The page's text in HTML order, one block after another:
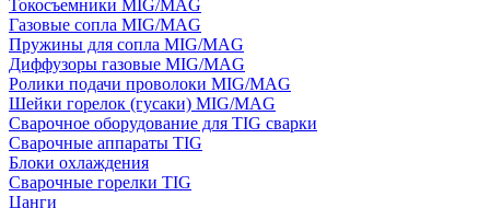
Токосъемники MIG/MAG
Газовые сопла MIG/MAG
Пружины для сопла MIG/MAG
Диффузоры газовые MIG/MAG
Ролики подачи проволоки MIG/MAG
Шейки горелок (гусаки) MIG/MAG
Сварочное оборудование для TIG сварки
Сварочные аппараты TIG
Блоки охлаждения
Сварочные горелки TIG
Цанги